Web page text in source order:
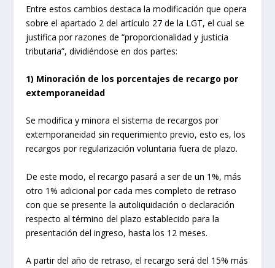
Entre estos cambios destaca la modificación que opera
sobre el apartado 2 del artículo 27 de la LGT, el cual se
justifica por razones de “proporcionalidad y justicia
tributaria”, dividiéndose en dos partes:
1) Minoración de los porcentajes de recargo por
extemporaneidad
Se modifica y minora el sistema de recargos por
extemporaneidad sin requerimiento previo, esto es, los
recargos por regularización voluntaria fuera de plazo.
De este modo, el recargo pasará a ser de un 1%, más
otro 1% adicional por cada mes completo de retraso
con que se presente la autoliquidación o declaración
respecto al término del plazo establecido para la
presentación del ingreso, hasta los 12 meses.
A partir del año de retraso, el recargo será del 15% más